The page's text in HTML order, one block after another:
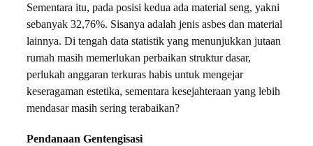
Sementara itu, pada posisi kedua ada material seng, yakni
sebanyak 32,76%. Sisanya adalah jenis asbes dan material
lainnya. Di tengah data statistik yang menunjukkan jutaan
rumah masih memerlukan perbaikan struktur dasar,
perlukah anggaran terkuras habis untuk mengejar
keseragaman estetika, sementara kesejahteraan yang lebih
mendasar masih sering terabaikan?
Pendanaan Gentengisasi